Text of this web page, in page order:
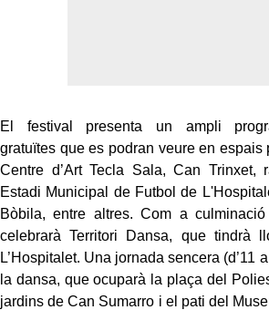
El festival presenta un ampli
gratuïtes que es podran veure en espais
Centre d’Art Tecla Sala, Can Trinxet,
Estadi Municipal de Futbol de
Bòbila, entre altres. Com a culminació
celebrarà Territori Dansa, que tindrà
L’Hospitalet. Una jornada sencera (d’11
la dansa, que ocuparà la plaça del
jardins de Can Sumarro i el pati del